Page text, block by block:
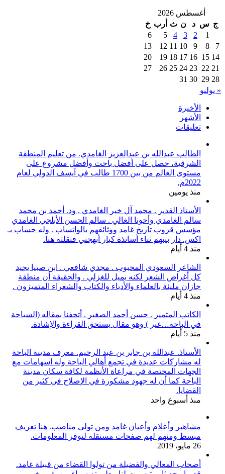
أغسطس 2026
ج س د ن ث أرب خ
1
2
3
4
5
6
7
8
9
10
11
12
13
14
15
16
17
18
19
20
21
22
23
24
25
26
27
28
29
30
31
« يوليو
الأخيرة
الأشهر
تعليقات
الطالب عبدالله بن عبدالعزيز الغامدي. من تعليم المنطقة
الشرقية، حصل على أفضل باحث وأفضل مشروع على
مستوى العالم من بين 1700 طالب في آيسف الدولي لعام
2022م.
منذ يومين
الأستاذ القدير . محمد آل خير الغامدي , ود. أحمد بن محمد
سالم الغامدي وأخونا الغالي . سالم الحسن الأبلجي الغامدي
مؤسس قروب تاريخ غامد ووثائقهم بالواتساب . وله حساب بـ
اكس. دار بينهم ثناء أساتذة كبار أبهجني فنقلته هنا.
منذ 4 أيام
الشاعر السعودي المحبوب . مجدي شافعي . ابن صبيا يجيد
كل أغراض الشعر لكنه يميل للغزلي . والحقيقة أن منطقة
جازان مليئة بالعلماء والأدباء والكتاب والشعراء المتميزون .
منذ 4 أيام
الكاتب المتميز . حسن أحمد الصغير . أتحفنا بمقاله (السياحة
في الباحة…غير ) وهو مقال يستحق القراءة والإشادة.
منذ 5 أيام
الأستاذ. عبدالله بن جابر بن عبد الرحيم. معرف مدينة الباحة
له مشاركات عديدة في تجمع أهالي الباحة وله اسهامات مع
الجهات المختصة في مراعاة الأنظمة لكافة سكان مدينة
الباحة كما أن له جهود مشكورة في الإصلاح في كثير من
القضايا.
منذ أسبوع واحد
مشاهير وأعلام وأعيان غامد ومن تولى مناصب. هنا تعريف
مبسط ومنهم لهم صفحات مستقله لتوفر المعلومات.
26 مايو، 2019
أصحاب المعالي والفضيلة من تولوا القضاء من قبيلة غامد.